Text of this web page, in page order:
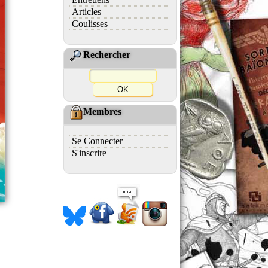
Articles
Coulisses
Rechercher
Membres
Se Connecter
S'inscrire